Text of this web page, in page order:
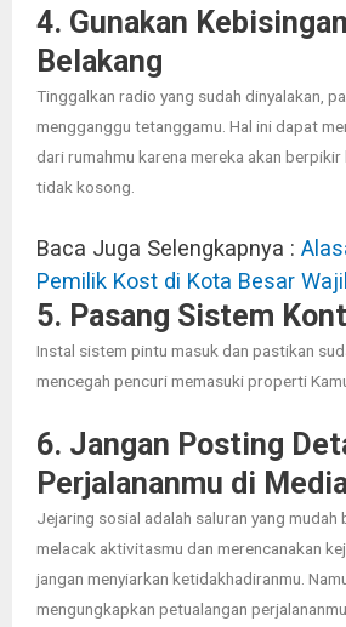
4. Gunakan
Belakang
Tinggalkan radio yang sudah dinyalakan,
mengganggu tetanggamu. Hal ini dapat
dari rumahmu karena mereka akan
tidak kosong.
Baca Juga Selengkapnya :
Pemilik Kost di Kota Besar
5. Pasang Sistem
Instal sistem pintu masuk dan pastikan
mencegah pencuri memasuki properti
6. Jangan Posting
Perjalananmu di
Jejaring sosial adalah saluran yang mudah
melacak aktivitasmu dan merencanakan
jangan menyiarkan ketidakhadiranmu.
mengungkapkan petualangan